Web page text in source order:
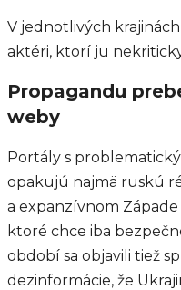
V jednotlivých
aktéri, ktorí ju
Propagandu
weby
Portály s
opakujú najmä ruskú
a expanzívnom
ktoré chce iba
období sa objavili tiež
dezinformácie, že